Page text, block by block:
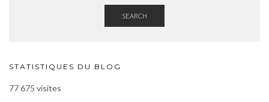
SEARCH
STATISTIQUES DU BLOG
77 675 visites